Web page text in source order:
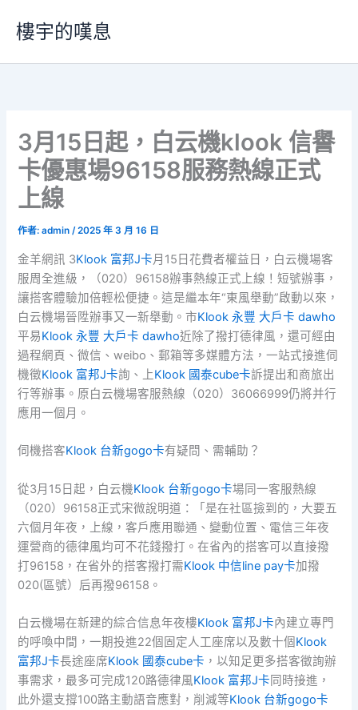
要
樓宇的嘆息
3月15日起，白云機klook 信譽
卡優惠場96158服務熱線正式
上線
作者:admin/2025 年 3 月 16 日
金羊網訊 3Klook 富邦J卡月15日花費者權益日，白云機場客
服周全進級，（020）96158辦事熱線正式上線！短號辦事，
讓搭客體驗加倍輕松便捷。這是繼本年“東風舉動”啟動以來，
白云機場晉陞辦事又一新舉動。市Klook 永豐 大戶卡 dawho
平易Klook 永豐 大戶卡 dawho近除了撥打德律風，還可經由
過程網頁、微信、weibo、郵箱等多媒體方法，一站式接進伺
機徵Klook 富邦J卡詢、上Klook 國泰cube卡訴提出和商旅出
行等辦事。原白云機場客服熱線（020）36066999仍將并行
應用一個月。
伺機搭客Klook 台新gogo卡有疑問、需輔助？
從3月15日起，白云機Klook 台新gogo卡場同一客服熱線
（020）96158正式宋微說明道：「是在社區撿到的，大要五
六個月年夜，上線，客戶應用聯通、變動位置、電信三年夜
運營商的德律風均可不花錢撥打。在省內的搭客可以直接撥
打96158，在省外的搭客撥打需Klook 中信line pay卡加撥
020(區號）后再撥96158。
白云機場在新建的綜合信息年夜樓Klook 富邦J卡內建立專門
的呼喚中間，一期投進22個固定人工座席以及數十個Klook
富邦J卡長途座席Klook 國泰cube卡 ，以知足更多搭客徵詢辦
事需求，最多可完成120路德律風Klook 富邦J卡同時接進，
此外還支撐100路主動語音應對，削減等Klook 台新gogo卡